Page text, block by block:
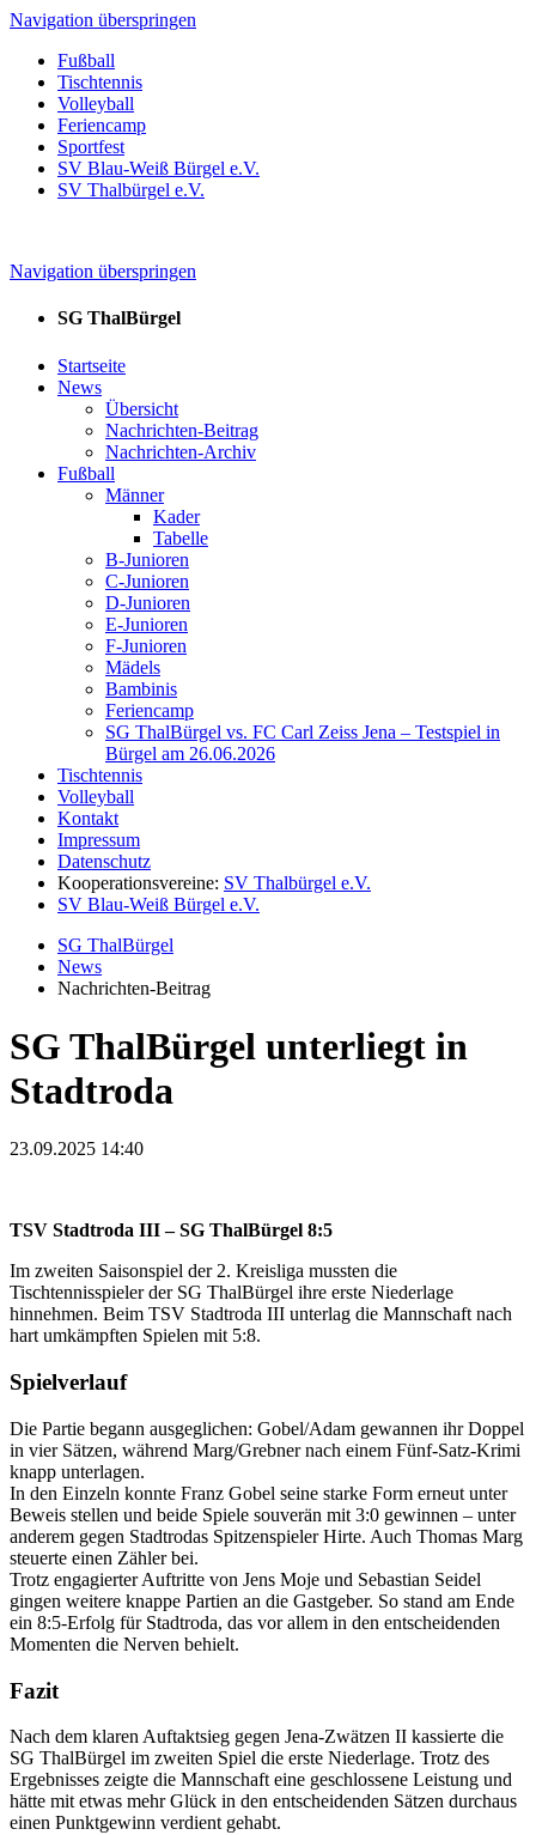
Navigation überspringen
Fußball
Tischtennis
Volleyball
Feriencamp
Sportfest
SV Blau-Weiß Bürgel e.V.
SV Thalbürgel e.V.
Navigation überspringen
SG ThalBürgel
Startseite
News
Übersicht
Nachrichten-Beitrag
Nachrichten-Archiv
Fußball
Männer
Kader
Tabelle
B-Junioren
C-Junioren
D-Junioren
E-Junioren
F-Junioren
Mädels
Bambinis
Feriencamp
SG ThalBürgel vs. FC Carl Zeiss Jena – Testspiel in
Bürgel am 26.06.2026
Tischtennis
Volleyball
Kontakt
Impressum
Datenschutz
Kooperationsvereine: SV Thalbürgel e.V.
SV Blau-Weiß Bürgel e.V.
SG ThalBürgel
News
Nachrichten-Beitrag
SG ThalBürgel unterliegt in
Stadtroda
23.09.2025 14:40
TSV Stadtroda III – SG ThalBürgel 8:5
Im zweiten Saisonspiel der 2. Kreisliga mussten die
Tischtennisspieler der SG ThalBürgel ihre erste Niederlage
hinnehmen. Beim TSV Stadtroda III unterlag die Mannschaft nach
hart umkämpften Spielen mit 5:8.
Spielverlauf
Die Partie begann ausgeglichen: Gobel/Adam gewannen ihr Doppel
in vier Sätzen, während Marg/Grebner nach einem Fünf-Satz-Krimi
knapp unterlagen.
In den Einzeln konnte Franz Gobel seine starke Form erneut unter
Beweis stellen und beide Spiele souverän mit 3:0 gewinnen – unter
anderem gegen Stadtrodas Spitzenspieler Hirte. Auch Thomas Marg
steuerte einen Zähler bei.
Trotz engagierter Auftritte von Jens Moje und Sebastian Seidel
gingen weitere knappe Partien an die Gastgeber. So stand am Ende
ein 8:5-Erfolg für Stadtroda, das vor allem in den entscheidenden
Momenten die Nerven behielt.
Fazit
Nach dem klaren Auftaktsieg gegen Jena-Zwätzen II kassierte die
SG ThalBürgel im zweiten Spiel die erste Niederlage. Trotz des
Ergebnisses zeigte die Mannschaft eine geschlossene Leistung und
hätte mit etwas mehr Glück in den entscheidenden Sätzen durchaus
einen Punktgewinn verdient gehabt.